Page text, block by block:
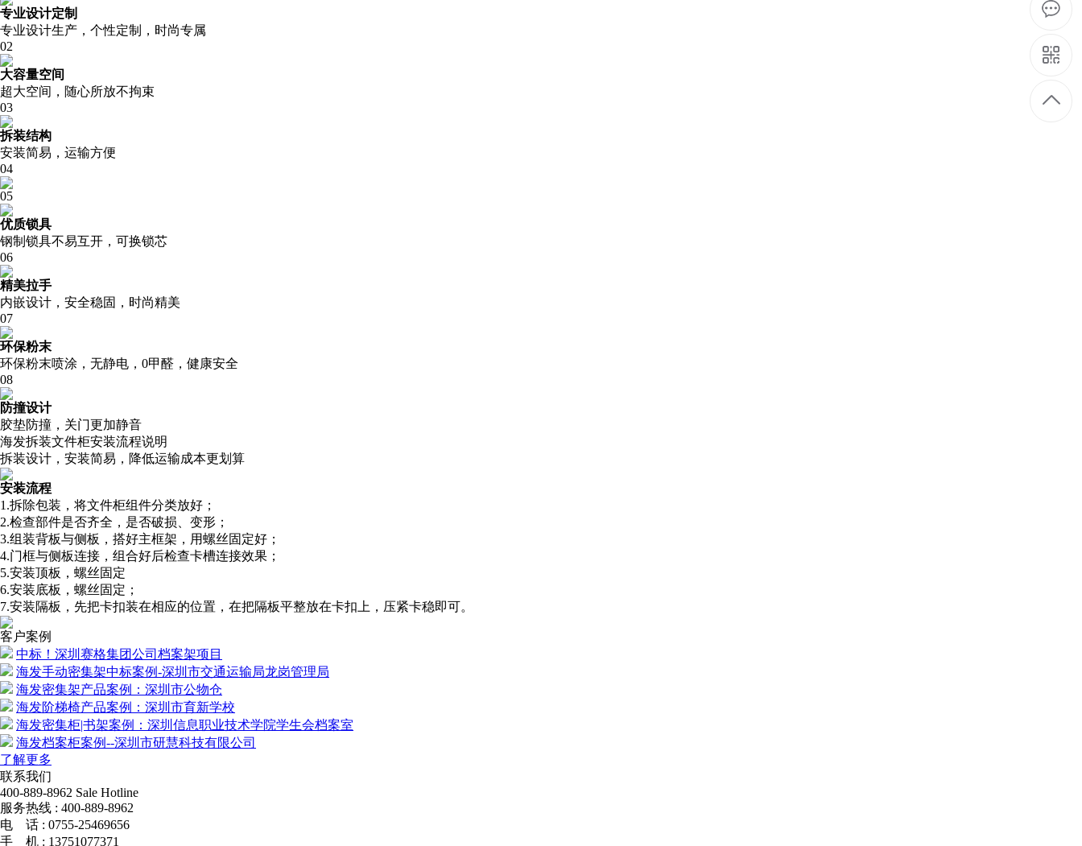
专业设计定制
专业设计生产，个性定制，时尚专属
02
大容量空间
超大空间，随心所放不拘束
03
拆装结构
安装简易，运输方便
04
05
优质锁具
钢制锁具不易互开，可换锁芯
06
精美拉手
内嵌设计，安全稳固，时尚精美
07
环保粉末
环保粉末喷涂，无静电，0甲醛，健康安全
08
防撞设计
胶垫防撞，关门更加静音
海发拆装文件柜安装流程说明
拆装设计，安装简易，降低运输成本更划算
安装流程
1.拆除包装，将文件柜组件分类放好；
2.检查部件是否齐全，是否破损、变形；
3.组装背板与侧板，搭好主框架，用螺丝固定好；
4.门框与侧板连接，组合好后检查卡槽连接效果；
5.安装顶板，螺丝固定
6.安装底板，螺丝固定；
7.安装隔板，先把卡扣装在相应的位置，在把隔板平整放在卡扣上，压紧卡稳即可。
客户案例
中标！深圳赛格集团公司档案架项目
海发手动密集架中标案例-深圳市交通运输局龙岗管理局
海发密集架产品案例：深圳市公物仓
海发阶梯椅产品案例：深圳市育新学校
海发密集柜|书架案例：深圳信息职业技术学院学生会档案室
海发档案柜案例--深圳市研慧科技有限公司
了解更多
联系我们
400-889-8962 Sale Hotline
服务热线 : 400-889-8962
电 话 : 0755-25469656
手 机 : 13751077371